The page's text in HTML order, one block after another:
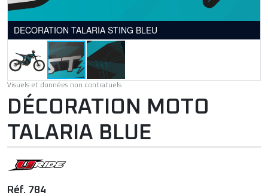
DECORATION TALARIA STING BLEU
Visuels et données non contratuels
DÉCORATION MOTO
TALARIA BLUE
Réf. 784